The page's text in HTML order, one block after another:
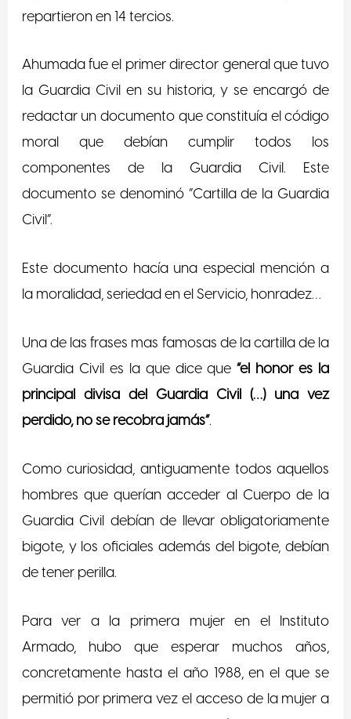
repartieron en 14 tercios.
Ahumada fue el primer director general que tuvo
la Guardia Civil en su historia, y se encargó de
redactar un documento que constituía el código
moral que debían cumplir todos los
componentes de la Guardia Civil. Este
documento se denominó “Cartilla de la Guardia
Civil”.
Este documento hacía una especial mención a
la moralidad, seriedad en el Servicio, honradez…
Una de las frases mas famosas de la cartilla de la
Guardia Civil es la que dice que“el honor es la
principal divisa del Guardia Civil (…) una vez
perdido, no se recobra jamás”.
Como curiosidad, antiguamente todos aquellos
hombres que querían acceder al Cuerpo de la
Guardia Civil debían de llevar obligatoriamente
bigote, y los oficiales además del bigote, debían
de tener perilla.
Para ver a la primera mujer en el Instituto
Armado, hubo que esperar muchos años,
concretamente hasta el año 1988, en el que se
permitió por primera vez el acceso de la mujer a